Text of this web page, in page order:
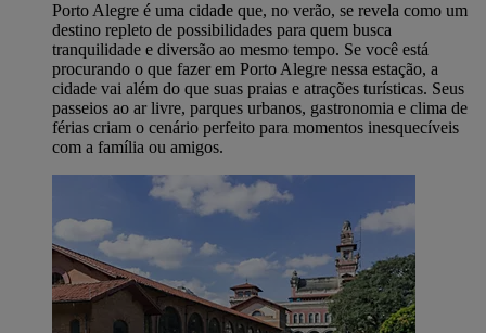
Porto Alegre é uma cidade que, no verão, se revela como um
destino repleto de possibilidades para quem busca
tranquilidade e diversão ao mesmo tempo. Se você está
procurando o que fazer em Porto Alegre nessa estação, a
cidade vai além do que suas praias e atrações turísticas. Seus
passeios ao ar livre, parques urbanos, gastronomia e clima de
férias criam o cenário perfeito para momentos inesquecíveis
com a família ou amigos.